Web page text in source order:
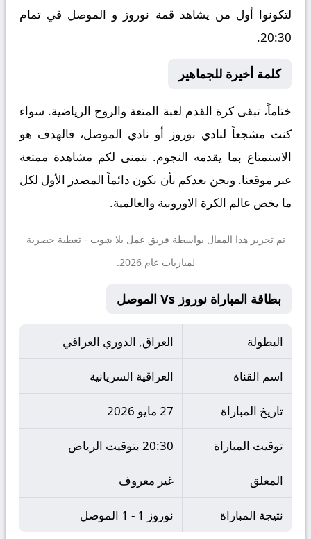
لتكونوا أول من يشاهد قمة نوروز و الموصل في تمام
20:30.
كلمة أخيرة للجماهير
ختاماً، تبقى كرة القدم لعبة المتعة والروح الرياضية. سواء
كنت مشجعاً لنادي نوروز أو نادي الموصل، فالهدف هو
الاستمتاع بما يقدمه النجوم. نتمنى لكم مشاهدة ممتعة
عبر موقعنا. ونحن نعدكم بأن نكون دائماً المصدر الأول لكل
ما يخص عالم الكرة الاوروبية والعالمية.
تم تحرير هذا المقال بواسطة فريق عمل يلا شوت - تغطية حصرية
لمباريات عام 2026.
بطاقة المباراة نوروز Vs الموصل
البطولة العراق, الدوري العراقي
اسم القناة العراقية السريانية
تاريخ المباراة 27 مايو 2026
توقيت المباراة 20:30 بتوقيت الرياض
المعلق غير معروف
نتيجة المباراة نوروز 1 - 1 الموصل